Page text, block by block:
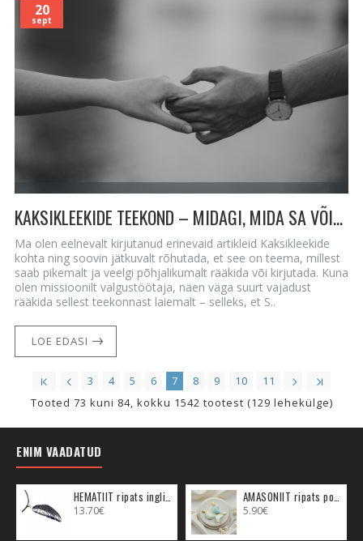
20
sept
KAKSIKLEEKIDE TEEKOND – MIDAGI, MIDA SA VÕIKSID JA PEAKSID TEADMA
Ma olen eelnevalt kirjutanud erinevaid artikleid Kaksikleekide
kohta ning soovin jätkuvalt rõhutada, et see on teema, millest
saab pikemalt ja veelgi põhjalikumalt rääkida või kirjutada. Kuna
olen missioonilt valgustöötaja, näen väga suurt vajadust
rääkida sellest teekonnast laiemalt – selleks, et S..
LOE EDASI
3 4 5 6 7 8 9 10
11
Tooted 73 kuni 84, kokku 1542 tootest (129 lehekülge)
ENIM VAADATUD
13.70€ 5.90€